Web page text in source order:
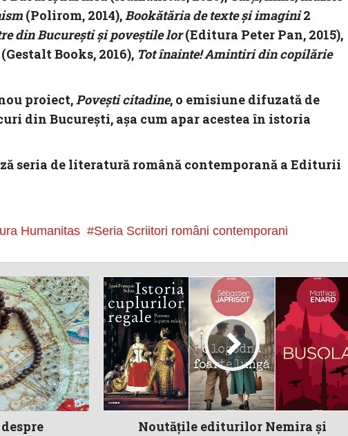
(Polirom, 2014),Bookătăria de texte și imagini2
din București și poveștile lor(Editura Peter Pan, 2015),
(Gestalt Books, 2016), Tot înainte! Amintiri din copilărie
proiect,Povești citadine, o emisiune difuzată de
din București, așa cum apar acestea în istoria
seria de literatură română contemporană a Editurii
Humanitas Seria Scriitori români contemporani
Noutățile editurilor Nemira și